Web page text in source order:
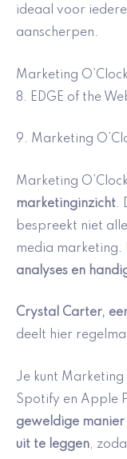
ideaal voor
aanscherpen.
Marketing O’Clock
8. EDGE of the
9. Marketing
Marketing
marketinginzicht.
bespreekt niet
media marketing.
analyses en
Crystal Carter,
deelt hier
Je kunt Marketing
Spotify en Apple
geweldige
uit te leggen,